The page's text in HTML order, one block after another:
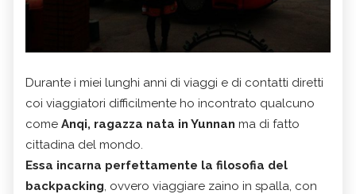
Durante i miei lunghi anni di viaggi e di contatti diretti
coi viaggiatori difficilmente ho incontrato qualcuno
come Anqi, ragazza nata in Yunnan ma di fatto
cittadina del mondo.
Essa incarna perfettamente la filosofia del
backpacking, ovvero viaggiare zaino in spalla, con